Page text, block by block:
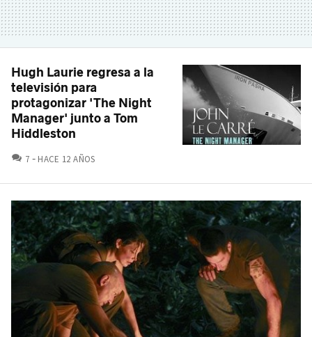
Hugh Laurie regresa a la
televisión para
protagonizar 'The Night
Manager' junto a Tom
Hiddleston
7 COMENTARIOS
HACE 12 AÑOS